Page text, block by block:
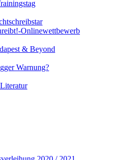
Onlinewettbewerb
& Beyond
Warnung?